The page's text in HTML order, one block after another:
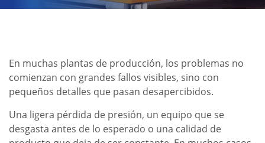
En muchas plantas de producción, los problemas no
comienzan con grandes fallos visibles, sino con
pequeños detalles que pasan desapercibidos.
Una ligera pérdida de presión, un equipo que se
desgasta antes de lo esperado o una calidad de